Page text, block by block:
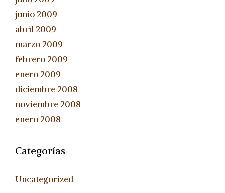
junio 2009
abril 2009
marzo 2009
febrero 2009
enero 2009
diciembre 2008
noviembre 2008
enero 2008
Categorías
Uncategorized